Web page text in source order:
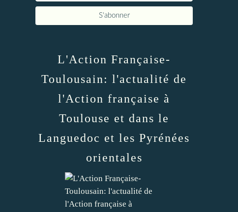
L'Action Française-
Toulousain: l'actualité de
l'Action française à
Toulouse et dans le
Languedoc et les Pyrénées
orientales